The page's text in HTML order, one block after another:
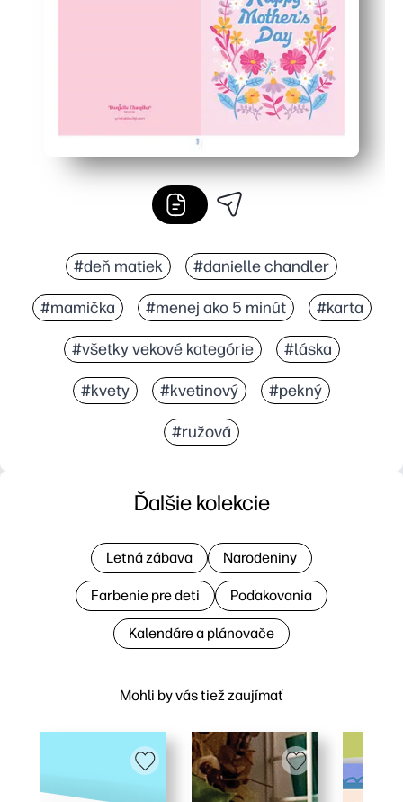
#deň matiek #danielle chandler
#mamička #menej ako 5 minút #karta
#všetky vekové kategórie #láska
#kvety #kvetinový #pekný
#ružová
Mohli by vás tiež zaujímať
Ďalšie kolekcie
Letná zábava Narodeniny
Farbenie pre deti Poďakovania
Kalendáre a plánovače